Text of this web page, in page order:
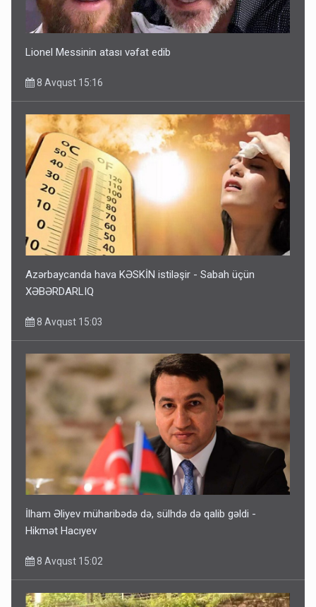
Lionel Messinin atası vəfat edib
8 Avqust 15:16
Azərbaycanda hava KƏSKİN istiləşir - Sabah üçün
XƏBƏRDARLIQ
8 Avqust 15:03
İlham Əliyev müharibədə də, sülhdə də qalib gəldi -
Hikmət Hacıyev
8 Avqust 15:02